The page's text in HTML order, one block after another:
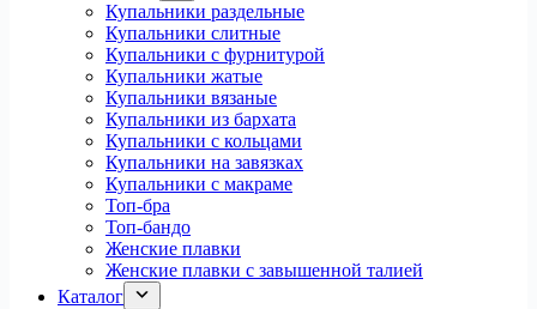
Купальники раздельные
Купальники слитные
Купальники с фурнитурой
Купальники жатые
Купальники вязаные
Купальники из бархата
Купальники с кольцами
Купальники на завязках
Купальники с макраме
Топ-бра
Топ-бандо
Женские плавки
Женские плавки с завышенной талией
Каталог